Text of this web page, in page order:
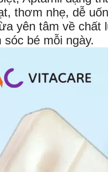
thơm nhẹ, dễ
yên tâm về
sóc bé mỗi ngày.